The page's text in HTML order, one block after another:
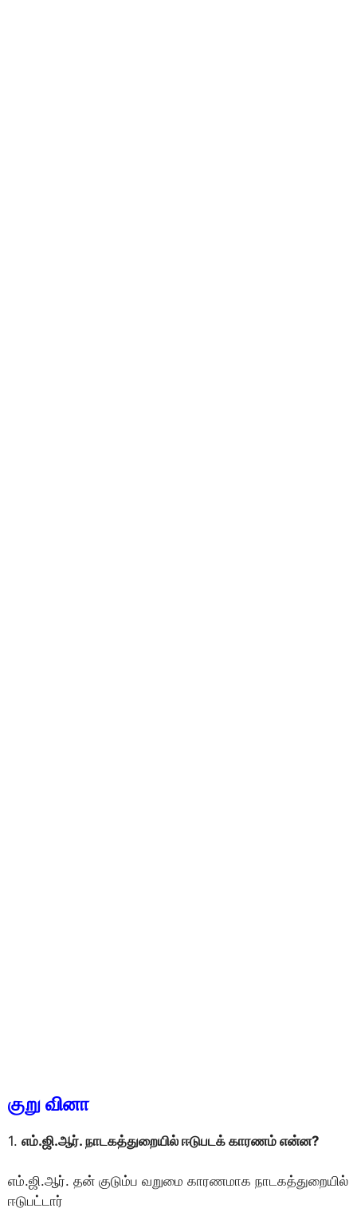
குறு வினா
1. எம்.ஜி.ஆர். நாடகத்துறையில் ஈடுபடக் காரணம் என்ன?
எம்.ஜி.ஆர். தன் குடும்ப வறுமை காரணமாக நாடகத்துறையில்
ஈடுபட்டார்